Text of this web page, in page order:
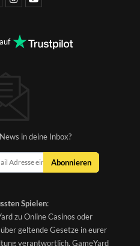
in deine Inbox?
Abonnieren
Spielen:
zu Online Casinos oder
geltende Gesetze in eurer
verantwortlich. GameYard